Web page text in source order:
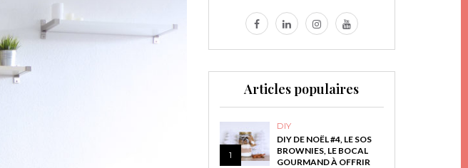
Articles populaires
1
DIY
DIY DE NOËL #4, LE SOS
BROWNIES, LE BOCAL
GOURMAND À OFFRIR